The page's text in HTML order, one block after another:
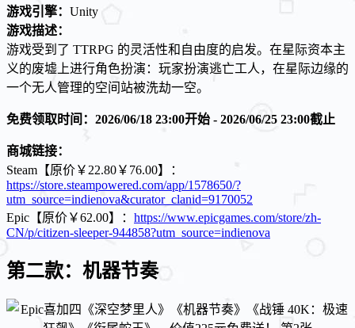
游戏引擎： Unity
游戏描述：
游戏受到了 TTRPG 的灵活性和自由度的启发。在星际资本主
义的废墟上进行角色扮演：玩家扮演逃亡工人，在星际边缘的
一个无人管理的空间站被洗劫一空。
免费领取时间：2026/06/18 23:00开始 - 2026/06/25 23:00截止
商城链接：
Steam【原价￥22.80￥76.00】：
https://store.steampowered.com/app/1578650/?
utm_source=indienova&curator_clanid=9170052
Epic【原价￥62.00】： https://www.epicgames.com/store/zh-
CN/p/citizen-sleeper-944858?utm_source=indienova
第二款：机器节奏